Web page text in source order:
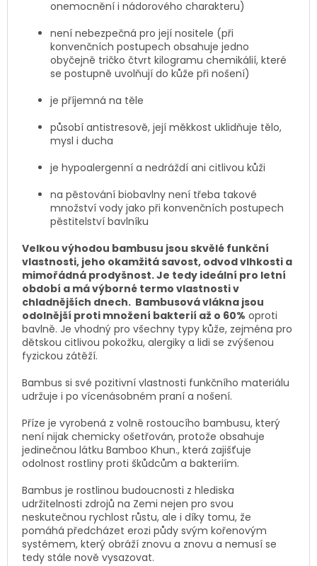
onemocnění i nádorového charakteru)
není nebezpečná pro její nositele (při
konvenčních postupech obsahuje jedno
obyčejně tričko čtvrt kilogramu chemikálií, které
se postupně uvolňují do kůže při nošení)
je příjemná na těle
působí antistresově, její měkkost uklidňuje tělo,
mysl i ducha
je hypoalergenní a nedráždí ani citlivou kůži
na pěstování biobavlny není třeba takové
množství vody jako při konvenčních postupech
pěstitelství bavlníku
Velkou výhodou bambusu jsou skvělé funkční
vlastnosti, jeho okamžitá savost, odvod vlhkosti a
mimořádná prodyšnost. Je tedy ideální pro letní
období a má výborné termo vlastnosti v
chladnějších dnech. Bambusová vlákna jsou
odolnější proti množení bakterií až o 60% oproti
bavlně. Je vhodný pro všechny typy kůže, zejména pro
dětskou citlivou pokožku, alergiky a lidi se zvýšenou
fyzickou zátěží.
Bambus si své pozitivní vlastnosti funkčního materiálu
udržuje i po vícenásobném praní a nošení.
Příze je vyrobená z volně rostoucího bambusu, který
není nijak chemicky ošetřován, protože obsahuje
jedinečnou látku Bamboo Khun., která zajišťuje
odolnost rostliny proti škůdcům a bakteriím.
Bambus je rostlinou budoucnosti z hlediska
udržitelnosti zdrojů na Zemi nejen pro svou
neskutečnou rychlost růstu, ale i díky tomu, že
pomáhá předcházet erozi půdy svým kořenovým
systémem, který obráží znovu a znovu a nemusí se
tedy stále nově vysazovat.